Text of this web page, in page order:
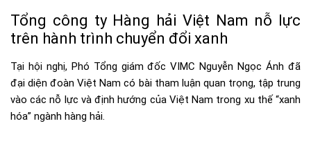
Tổng công ty Hàng hải Việt Nam nỗ lực
trên hành trình chuyển đổi xanh
Tại hội nghị, Phó Tổng giám đốc VIMC Nguyễn Ngọc Ánh đã
đại diện đoàn Việt Nam có bài tham luận quan trọng, tập trung
vào các nỗ lực và định hướng của Việt Nam trong xu thế “xanh
hóa” ngành hàng hải.